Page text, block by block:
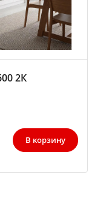
2К
В корзину